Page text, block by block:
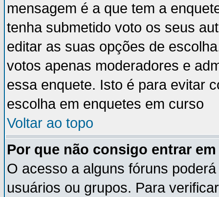
mensagem é a que tem a
tenha submetido voto os seus
editar as suas opções de
votos apenas moderadores e
essa enquete. Isto é para evitar
escolha em enquetes em curso
Voltar ao topo
Por que não consigo entrar
O acesso a alguns fóruns
usuários ou grupos. Para